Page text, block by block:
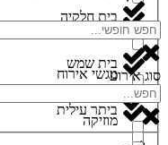
מגנטים
מגשי אירוח
מוזיקה
בית חלקיה
בית שמש
ביתר עילית
סוג אירוע